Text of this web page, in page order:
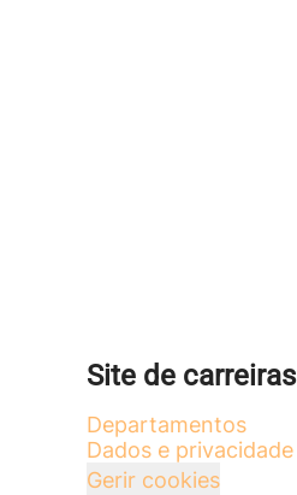
Site de carreiras
Departamentos
Dados e privacidade
Gerir cookies